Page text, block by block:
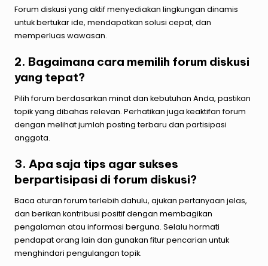
Forum diskusi yang aktif menyediakan lingkungan dinamis
untuk bertukar ide, mendapatkan solusi cepat, dan
memperluas wawasan.
2. Bagaimana cara memilih forum diskusi
yang tepat?
Pilih forum berdasarkan minat dan kebutuhan Anda, pastikan
topik yang dibahas relevan. Perhatikan juga keaktifan forum
dengan melihat jumlah posting terbaru dan partisipasi
anggota.
3. Apa saja tips agar sukses
berpartisipasi di forum diskusi?
Baca aturan forum terlebih dahulu, ajukan pertanyaan jelas,
dan berikan kontribusi positif dengan membagikan
pengalaman atau informasi berguna. Selalu hormati
pendapat orang lain dan gunakan fitur pencarian untuk
menghindari pengulangan topik.